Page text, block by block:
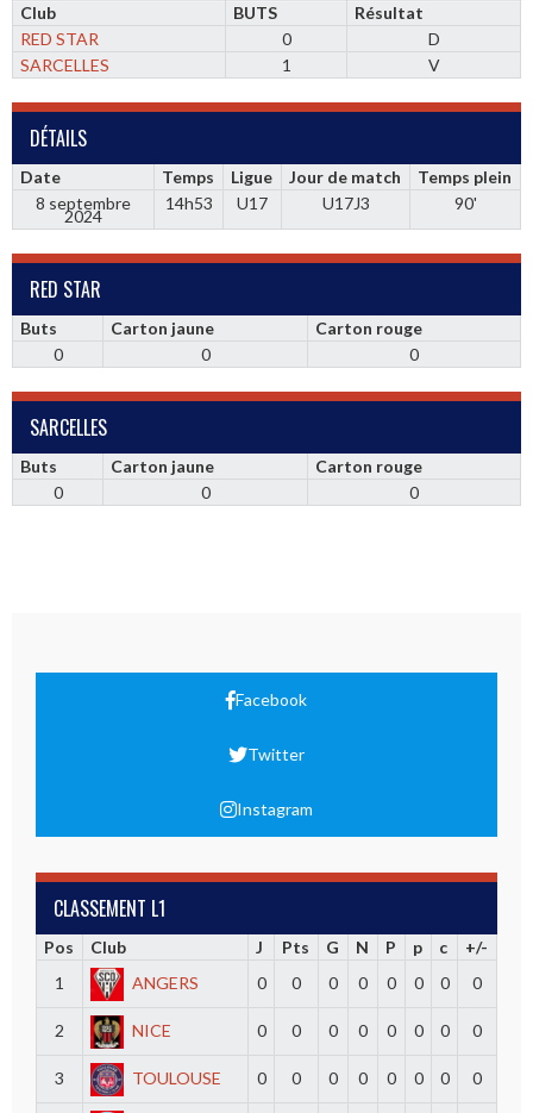
Club BUTS
Résultat
RED STAR
0
D
SARCELLES
1 V
DÉTAILS
Date Temps Ligue Jour de match
Temps plein
8 septembre
2024
14h53 U17 U17J3 90'
RED STAR
Buts Carton jaune
Carton rouge
0
0 0
SARCELLES
Buts Carton jaune
Carton rouge
0
0 0
Facebook
Twitter
Instagram
CLASSEMENT L1
Pos Club J Pts G N P p c
+/-
1
ANGERS 0 0 0 0 0 0 0 0
2 NICE 0 0 0 0 0 0 0 0
3 TOULOUSE 0 0 0 0 0 0 0 0